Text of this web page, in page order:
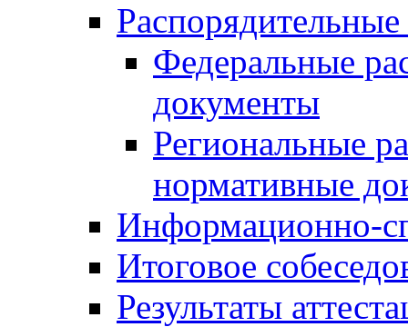
Федеральные
документы
Региональные
нормативные
Информационно-
Итоговое
Результаты